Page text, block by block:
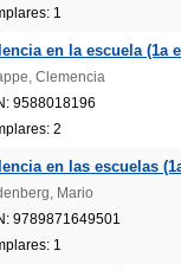
1
en la escuela (1a
Clemencia
9588018196
2
en las escuelas
Mario
9789871649501
1